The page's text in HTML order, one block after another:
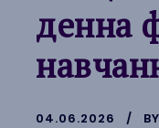
денна
04.06.2026 BY